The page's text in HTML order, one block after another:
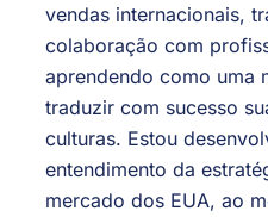
vendas internacionais,
colaboração com
aprendendo como uma
traduzir com sucesso
culturas. Estou
entendimento da
mercado dos EUA, ao